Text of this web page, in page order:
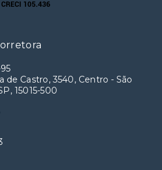
de Castro, 3540, Centro - São
15015-500